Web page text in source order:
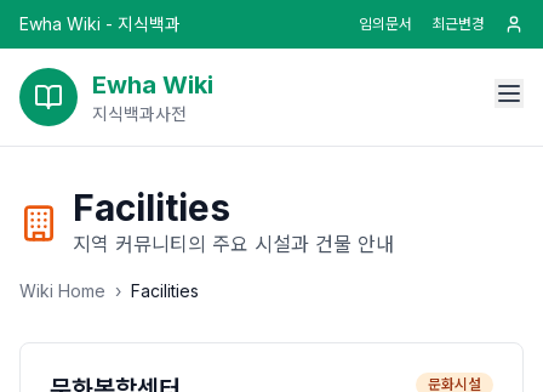
Ewha Wiki - 지식백과 임의문서 최근변경
Ewha Wiki
지식백과사전
Facilities
지역 커뮤니티의 주요 시설과 건물 안내
Wiki Home › Facilities
문화시설